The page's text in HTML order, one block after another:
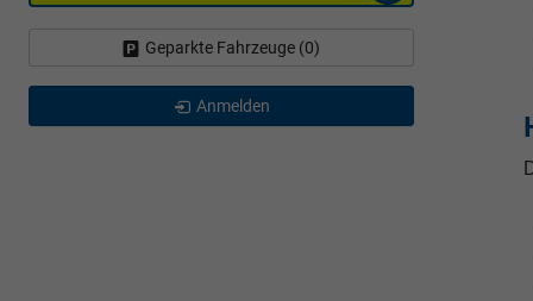
Geparkte Fahrzeuge (0)
Anmelden